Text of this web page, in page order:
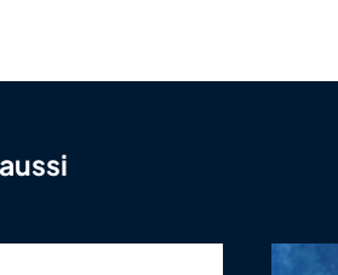
10144981739 CLARET